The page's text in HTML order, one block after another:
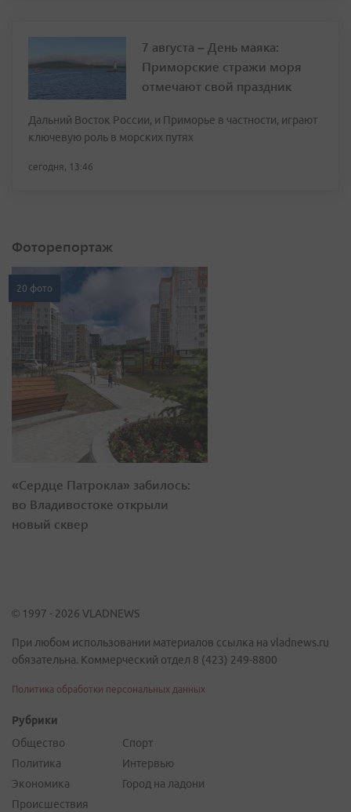
7 августа – День маяка:
Приморские стражи моря
отмечают свой праздник
Дальний Восток России, и Приморье в частности, играют
ключевую роль в морских путях
сегодня, 13:46
Фоторепортаж
20 фото
«Сердце Патрокла» забилось:
во Владивостоке открыли
новый сквер
© 1997 - 2026 VLADNEWS
При любом использовании материалов ссылка на vladnews.ru
обязательна. Коммерческий отдел 8 (423) 249-8800
Политика обработки персональных данных
Рубрики
Общество
Политика
Экономика
Происшествия
Спорт
Интервью
Город на ладони